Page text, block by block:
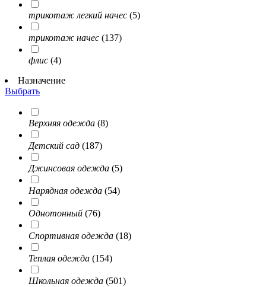
трикотаж легкий начес (5)
трикотаж начес (137)
флис (4)
Назначение
Выбрать
Верхняя одежда (8)
Детский сад (187)
Джинсовая одежда (5)
Нарядная одежда (54)
Однотонный (76)
Спортивная одежда (18)
Теплая одежда (154)
Школьная одежда (501)